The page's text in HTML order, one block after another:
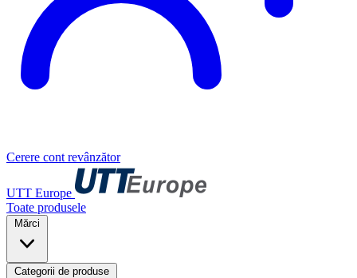
Cerere cont revânzător
UTT Europe
Toate produsele
Mărci
Categorii de produse